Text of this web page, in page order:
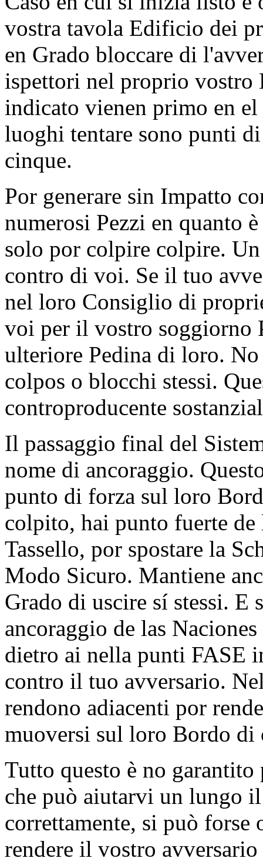
vostra tavola Edificio dei
en Grado bloccare di
ispettori nel proprio vostro
indicato vienen primo en
luoghi tentare sono punti
cinque.
Por generare sin Impatto
numerosi Pezzi en quanto
solo por colpire colpire.
contro di voi. Se il tuo
nel loro Consiglio di
voi per il vostro soggiorno
ulteriore Pedina di loro.
colpos o blocchi stessi.
controproducente
Il passaggio final del
nome di ancoraggio.
punto di forza sul loro
colpito, hai punto fuerte
Tassello, por spostare la
Modo Sicuro. Mantiene
Grado di uscire sí stessi. E
ancoraggio de las
dietro ai nella punti FASE
contro il tuo avversario.
rendono adiacenti por
muoversi sul loro Bordo di
Tutto questo è no
che può aiutarvi un lungo
correttamente, si può
rendere il vostro